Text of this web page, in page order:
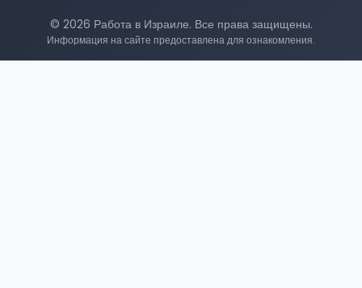
© 2026 Работа в Израиле. Все права защищены.
Информация на сайте предоставлена для ознакомления.